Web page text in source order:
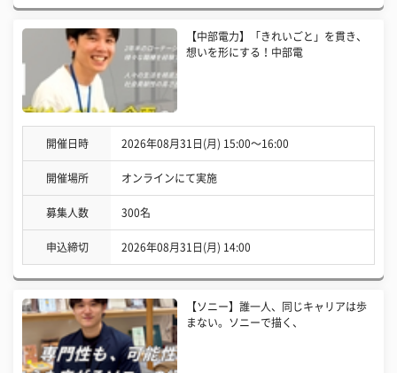
【中部電力】「きれいごと」を貫き、
想いを形にする！中部電
開催日時 2026年08月31日(月) 15:00〜16:00
開催場所 オンラインにて実施
募集人数 300名
申込締切 2026年08月31日(月) 14:00
【ソニー】誰一人、同じキャリアは歩
まない。ソニーで描く、